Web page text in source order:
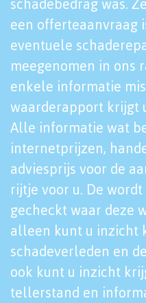
schadebedrag was.
een offerteaanvraag
eventuele
meegenomen in ons
enkele informatie
waarderapport krijgt
Alle informatie wat
internetprijzen,
adviesprijs voor de
rijtje voor u. De
gecheckt waar deze
alleen kunt u inzicht
schadeverleden en
ook kunt u inzicht
tellerstand en